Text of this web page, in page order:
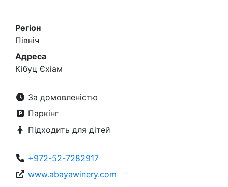
Регіон
Північ
Адреса
Кібуц Єхіам
За домовленістю
Паркінг
Підходить для дітей
+972-52-7282917
www.abayawinery.com